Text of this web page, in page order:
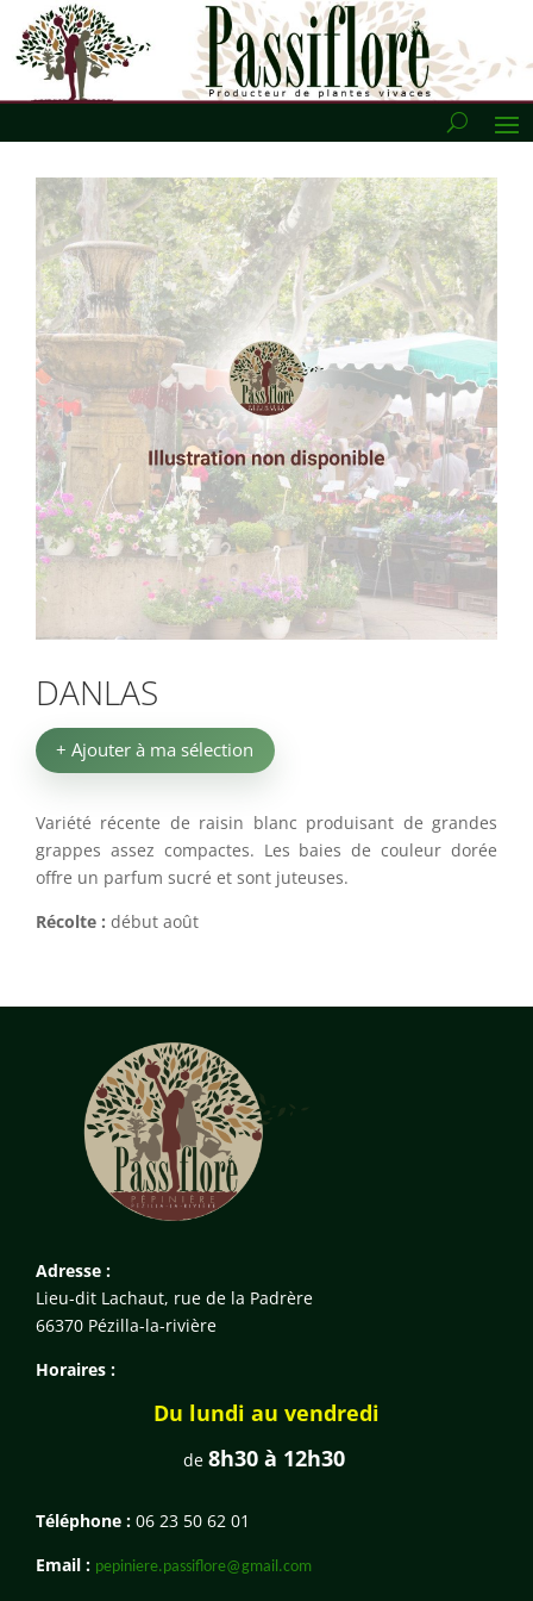
DANLAS
+ Ajouter à ma sélection
Variété récente de raisin blanc produisant de grandes
grappes assez compactes. Les baies de couleur dorée
offre un parfum sucré et sont juteuses.
Récolte : début août
Adresse :
Lieu-dit Lachaut, rue de la Padrère
66370 Pézilla-la-rivière
Horaires :
Du lundi au vendredi
de 8h30 à 12h30
Téléphone : 06 23 50 62 01
Email : pepiniere.passiflore@gmail.com